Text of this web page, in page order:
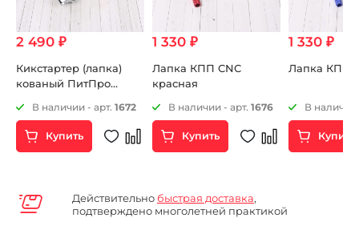
2 490 ₽
Кикстартер (лапка)
кованый ПитПро
В наличии - арт. 1672
Купить
1 330 ₽
Лапка КПП CNC
красная
В наличии - арт. 1676
Купить
1 330 ₽
Лапка КПП
В наличии
Купить
Действительно быстрая доставка,
подтверждено многолетней практикой